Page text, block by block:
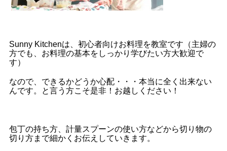
Sunny Kitchenは、初心者向けお料理を教室です（主婦の
方でも、お料理の基本をしっかり学びたい方大歓迎で
す）
なので、できるかどうか心配・・・本当に全く出来ない
んです。と言う方こそ是非！お越しください！
包丁の持ち方、計量スプーンの使い方などから切り物の
切り方まで細かくお伝えしていきます。